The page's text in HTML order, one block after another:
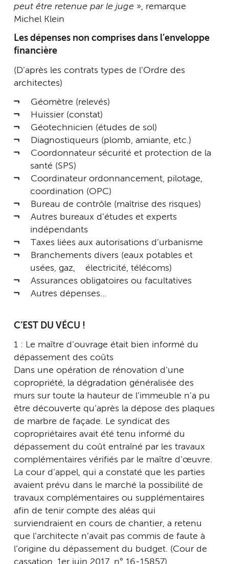
peut être retenue par le juge », remarque
Michel Klein
Les dépenses non comprises dans l’enveloppe
financière
(D’après les contrats types de l’Ordre des
architectes)
Géomètre (relevés)
Huissier (constat)
Géotechnicien (études de sol)
Diagnostiqueurs (plomb, amiante, etc.)
Coordonnateur sécurité et protection de la
santé (SPS)
Coordinateur ordonnancement, pilotage,
coordination (OPC)
Bureau de contrôle (maîtrise des risques)
Autres bureaux d’études et experts
indépendants
Taxes liées aux autorisations d’urbanisme
Branchements divers (eaux potables et
usées, gaz, électricité, télécoms)
Assurances obligatoires ou facultatives
Autres dépenses…
C’EST DU VÉCU !
1 : Le maître d’ouvrage était bien informé du
dépassement des coûts
Dans une opération de rénovation d’une
copropriété, la dégradation généralisée des
murs sur toute la hauteur de l’immeuble n’a pu
être découverte qu’après la dépose des plaques
de marbre de façade. Le syndicat des
copropriétaires avait été tenu informé du
dépassement du coût entraîné par les travaux
complémentaires vérifiés par le maître d’œuvre.
La cour d’appel, qui a constaté que les parties
avaient prévu dans le marché la possibilité de
travaux complémentaires ou supplémentaires
afin de tenir compte des aléas qui
surviendraient en cours de chantier, a retenu
que l’architecte n’avait pas commis de faute à
l’origine du dépassement du budget. (Cour de
cassation, 1er juin 2017, n° 16-15857)